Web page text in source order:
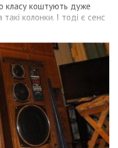
класу коштують дуже
колонки. І тоді є сенс